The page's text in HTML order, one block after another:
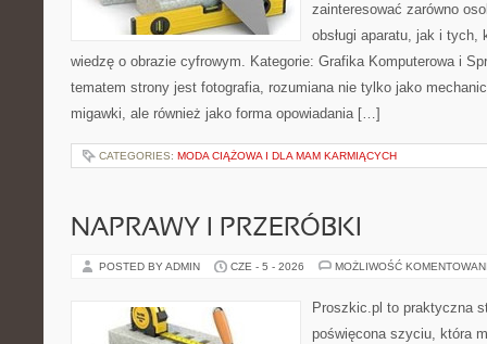
zainteresować zarówno
obsługi aparatu, jak i
wiedzę o obrazie cyfrowym. Kategorie: Grafika Komputerowa i
tematem strony jest fotografia, rozumiana nie tylko jako
migawki, ale również jako forma opowiadania […]
CATEGORIES: MODA CIĄŻOWA I DLA MAM KARMIĄCYCH
NAPRAWY I PRZERÓBKI
POSTED BY ADMIN CZE - 5 - 2026 MOŻLIWOŚĆ
Proszkic.pl to praktyczna
poświęcona szyciu, która